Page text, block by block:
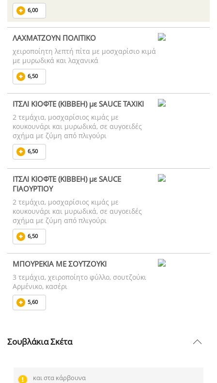
6,00
ΛΑΧΜΑΤΖΟΥΝ ΠΟΛΙΤΙΚΟ
χειροποίητη λεπτή πίτα με μοσχαρίσιο κιμά
με μυρωδικά και λαχανικά
6,50
ΙΤΣΛΙ ΚΙΟΦΤΕ (KIBBEH) με SAUCE ΤΑΧΙΚΙ
2 τεμάχια, μοσχαρίσιος κιμάς με
κουκουνάρι και μυρωδικά, σε αυγοειδές
σχήμα με ζύμη από πλιγούρι
6,50
ΙΤΣΛΙ ΚΙΟΦΤΕ (KIBBEH) με SAUCE
ΓΙΑΟΥΡΤΙΟΥ
2 τεμάχια, μοσχαρίσιος κιμάς με
κουκουνάρι και μυρωδικά, σε αυγοειδές
σχήμα με ζύμη από πλιγούρι
6,50
ΜΠΟΥΡΕΚΙΑ ΜΕ ΣΟΥΤΖΟΥΚΙ
3 τεμάχια, χειροποίητο φύλλο, σουτζούκι
Αρμένικο, κασέρι
5,60
Σουβλάκια Σκέτα
και στα κάρβουνα